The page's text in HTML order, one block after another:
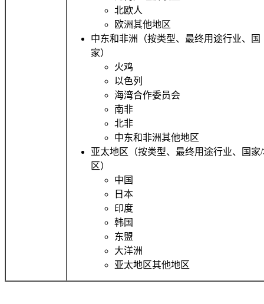
北欧人
欧洲其他地区
中东和非洲（按类型、最终用途行业、国
家）
火鸡
以色列
海湾合作委员会
南非
北非
中东和非洲其他地区
亚太地区（按类型、最终用途行业、国家
区）
中国
日本
印度
韩国
东盟
大洋洲
亚太地区其他地区